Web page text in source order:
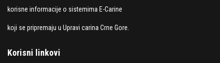
korisne informacije o sistemima E-Carine
koji se pripremaju u Upravi carina Crne Gore.
Korisni linkovi